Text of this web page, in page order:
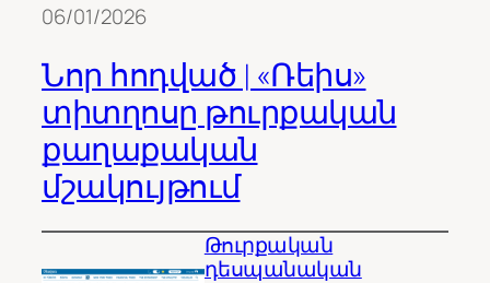
06/01/2026
Նոր հոդված | «Ռեիս»
տիտղոսը թուրքական
քաղաքական
մշակույթում
Թուրքական
դեսպանական